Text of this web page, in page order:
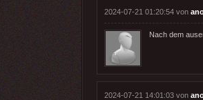
2024-07-21 01:20:54 von
Nach dem
2024-07-21 14:01:03 von